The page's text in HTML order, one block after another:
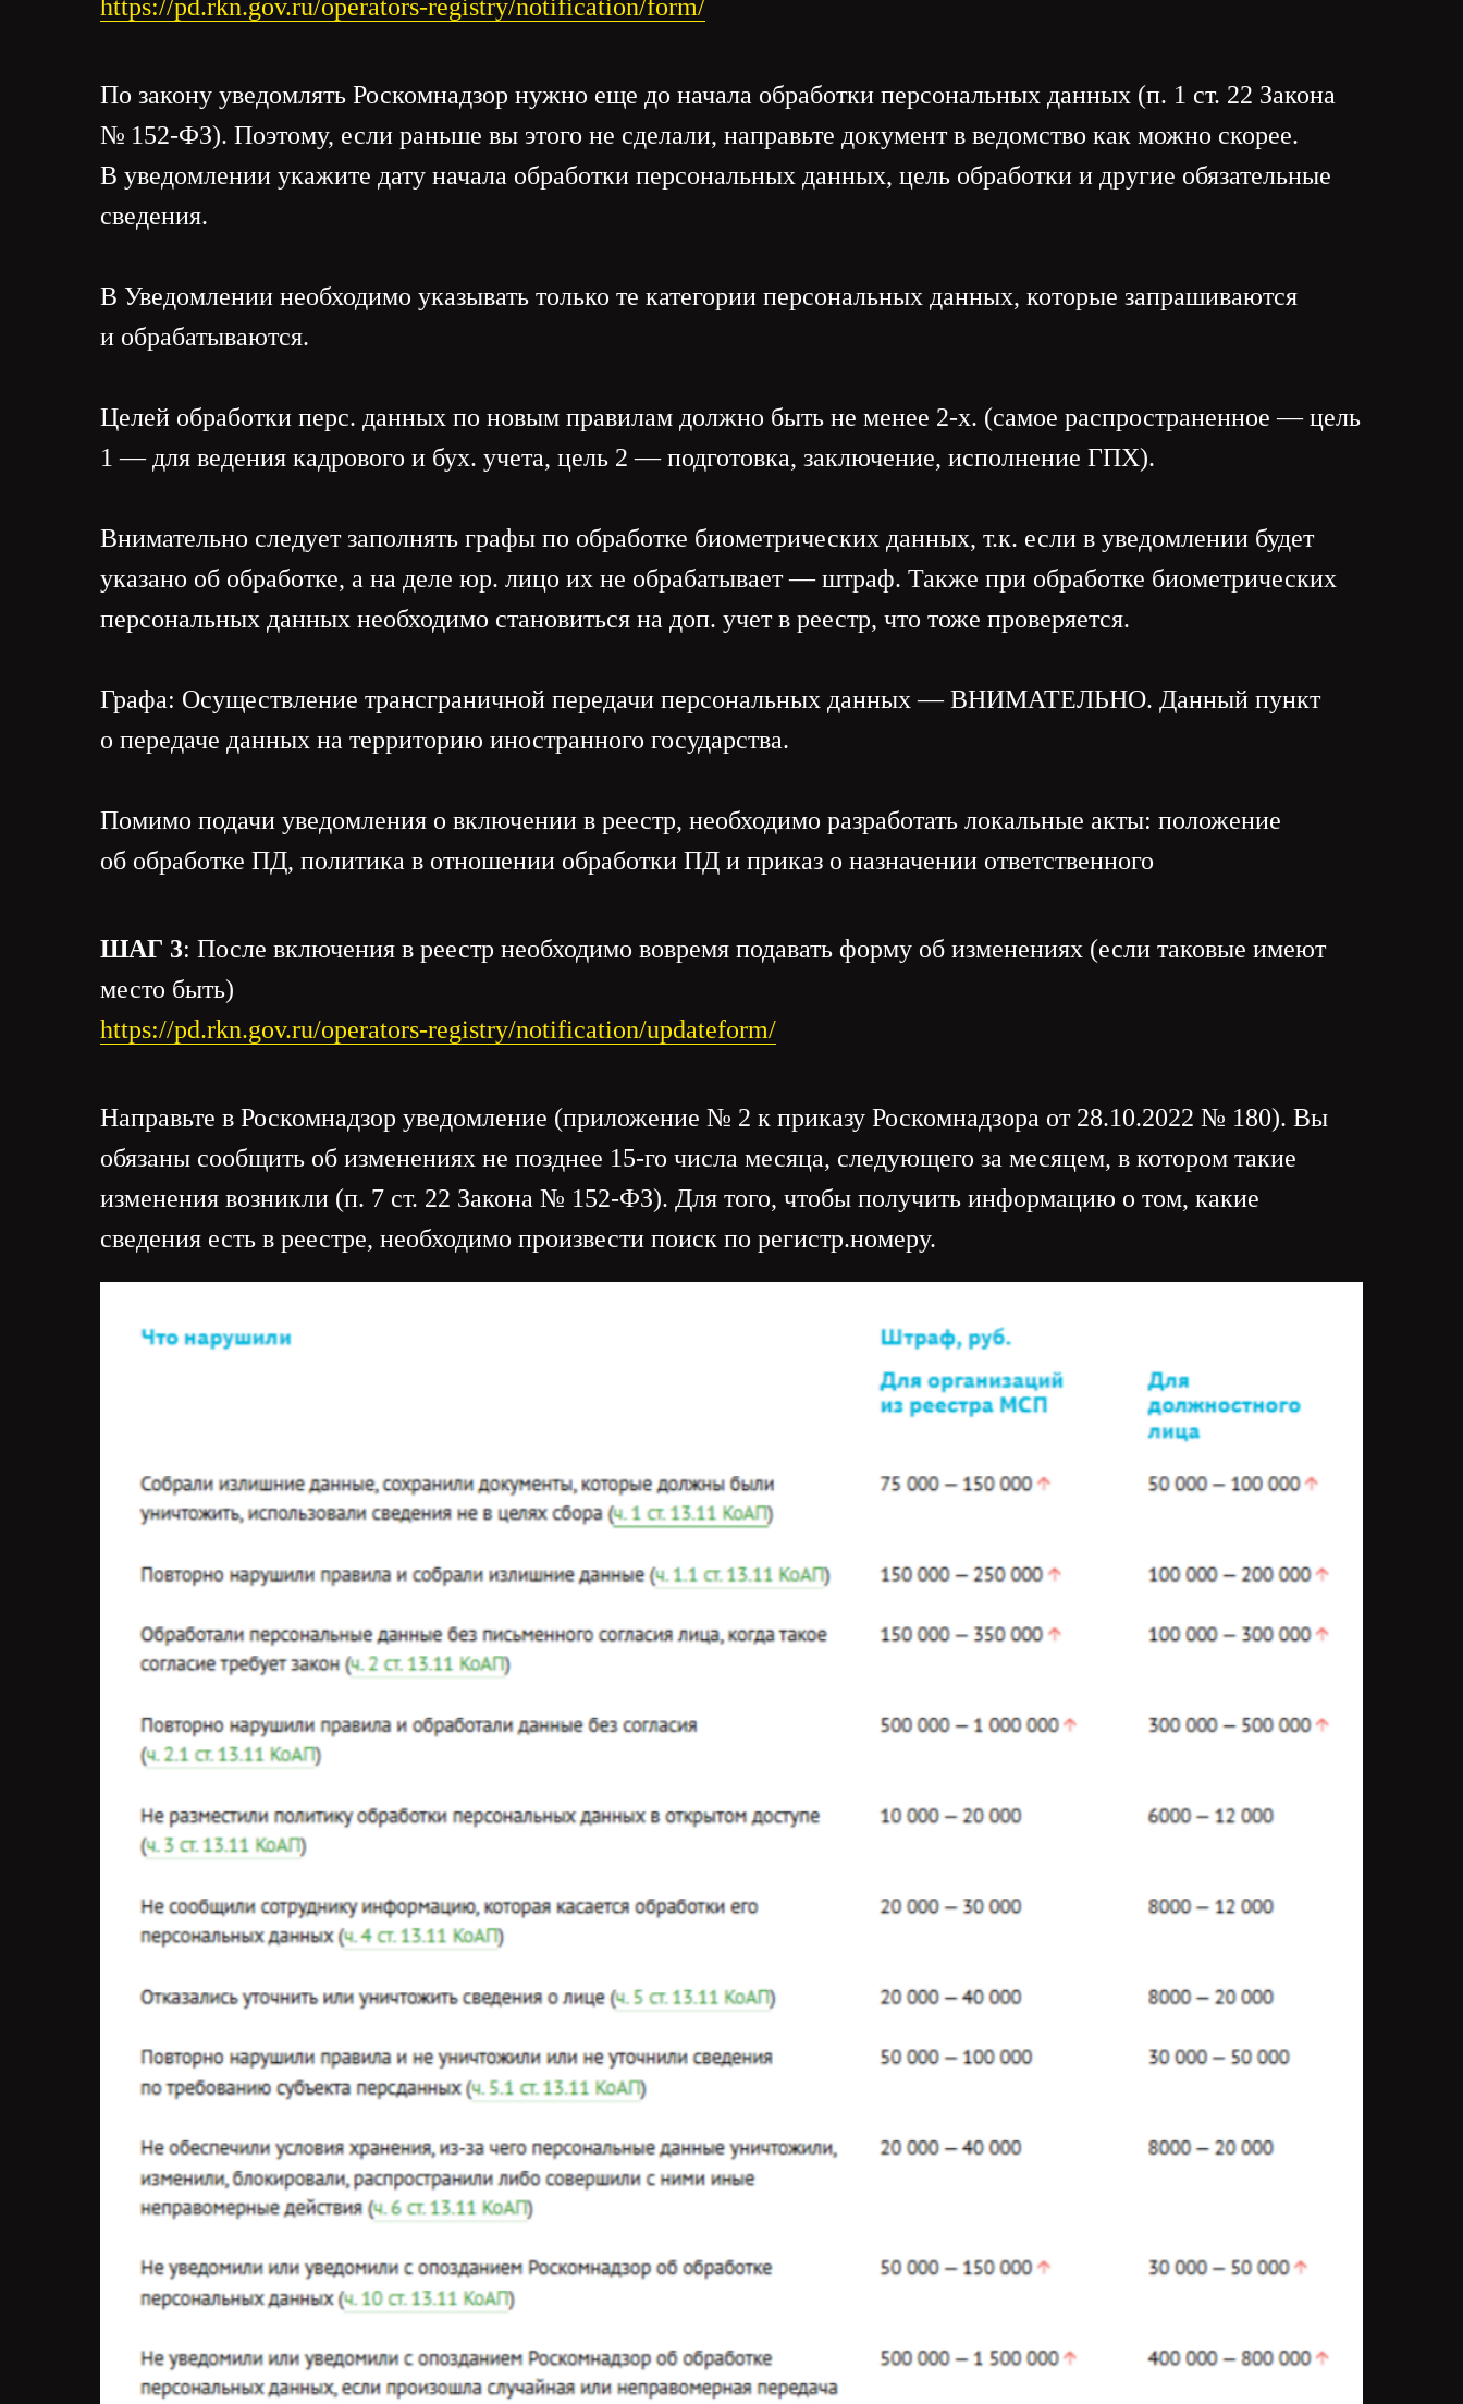
https://pd.rkn.gov.ru/operators-registry/notification/form/
По закону уведомлять Роскомнадзор нужно еще до начала обработки персональных данных (п. 1 ст. 22 Закона
№ 152-ФЗ). Поэтому, если раньше вы этого не сделали, направьте документ в ведомство как можно скорее.
В уведомлении укажите дату начала обработки персональных данных, цель обработки и другие обязательные
сведения.
В Уведомлении необходимо указывать только те категории персональных данных, которые запрашиваются
и обрабатываются.
Целей обработки перс. данных по новым правилам должно быть не менее 2-х. (самое распространенное — цель
1 — для ведения кадрового и бух. учета, цель 2 — подготовка, заключение, исполнение ГПХ).
Внимательно следует заполнять графы по обработке биометрических данных, т.к. если в уведомлении будет
указано об обработке, а на деле юр. лицо их не обрабатывает — штраф. Также при обработке биометрических
персональных данных необходимо становиться на доп. учет в реестр, что тоже проверяется.
Графа: Осуществление трансграничной передачи персональных данных — ВНИМАТЕЛЬНО. Данный пункт
о передаче данных на территорию иностранного государства.
Помимо подачи уведомления о включении в реестр, необходимо разработать локальные акты: положение
об обработке ПД, политика в отношении обработки ПД и приказ о назначении ответственного
ШАГ 3: После включения в реестр необходимо вовремя подавать форму об изменениях (если таковые имеют
место быть)
https://pd.rkn.gov.ru/operators-registry/notification/updateform/
Направьте в Роскомнадзор уведомление (приложение № 2 к приказу Роскомнадзора от 28.10.2022 № 180). Вы
обязаны сообщить об изменениях не позднее 15-го числа месяца, следующего за месяцем, в котором такие
изменения возникли (п. 7 ст. 22 Закона № 152-ФЗ). Для того, чтобы получить информацию о том, какие
сведения есть в реестре, необходимо произвести поиск по регистр.номеру.